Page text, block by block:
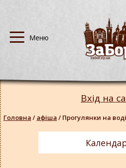
Вхід на
Головна / афіша / Прогулянки на